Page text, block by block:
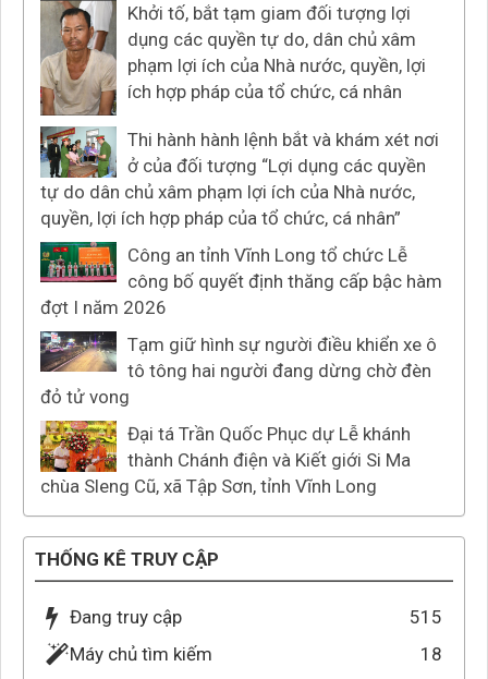
Khởi tố, bắt tạm giam đối tượng lợi
dụng các quyền tự do, dân chủ xâm
phạm lợi ích của Nhà nước, quyền, lợi
ích hợp pháp của tổ chức, cá nhân
Thi hành hành lệnh bắt và khám xét nơi
ở của đối tượng “Lợi dụng các quyền
tự do dân chủ xâm phạm lợi ích của Nhà nước,
quyền, lợi ích hợp pháp của tổ chức, cá nhân”
Công an tỉnh Vĩnh Long tổ chức Lễ
công bố quyết định thăng cấp bậc hàm
đợt I năm 2026
Tạm giữ hình sự người điều khiển xe ô
tô tông hai người đang dừng chờ đèn
đỏ tử vong
Đại tá Trần Quốc Phục dự Lễ khánh
thành Chánh điện và Kiết giới Si Ma
chùa Sleng Cũ, xã Tập Sơn, tỉnh Vĩnh Long
THỐNG KÊ TRUY CẬP
Đang truy cập
515
Máy chủ tìm kiếm
18